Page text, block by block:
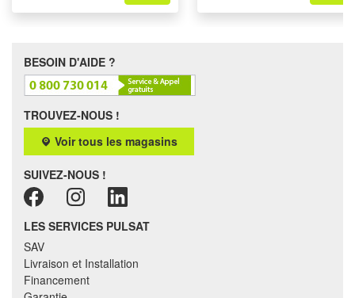
BESOIN D'AIDE ?
TROUVEZ-NOUS !
Voir tous les magasins
SUIVEZ-NOUS !
LES SERVICES PULSAT
SAV
Livraison et Installation
Financement